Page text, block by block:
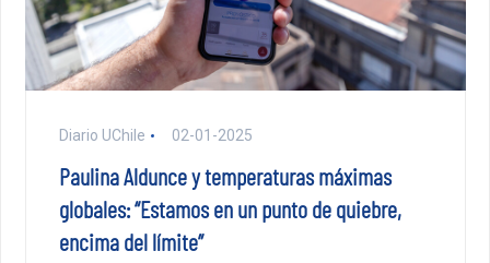
Diario UChile 02-01-2025
Paulina Aldunce y temperaturas máximas
globales: “Estamos en un punto de quiebre,
encima del límite”